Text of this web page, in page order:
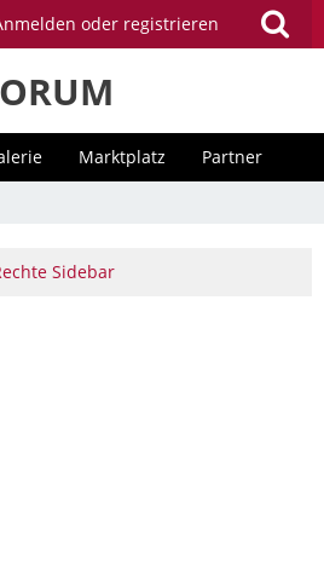
oder registrieren
Marktplatz Partner